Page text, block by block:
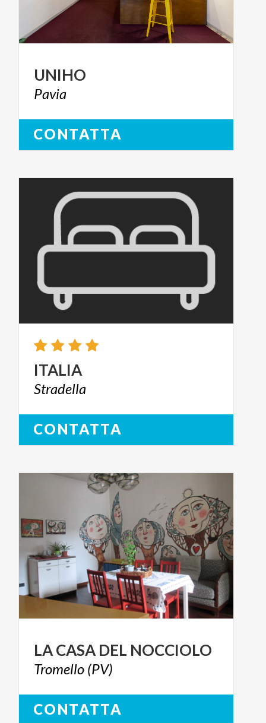
UNIHO
Pavia
CONTATTA
ITALIA
Stradella
CONTATTA
LACASA DEL NOCCIOLO
Tromello (PV)
CONTATTA